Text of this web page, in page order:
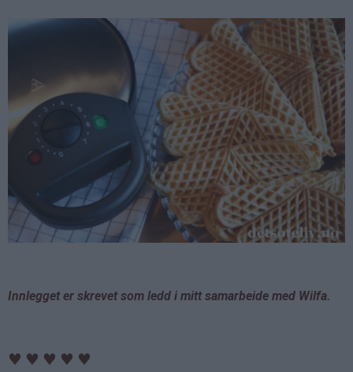
Innlegget er skrevet som ledd i mitt samarbeide med Wilfa.
♥ ♥ ♥ ♥ ♥